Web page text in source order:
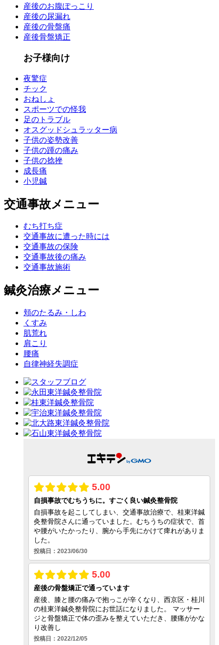
産後のお腹ぽっこり
産後の尿漏れ
産後の骨盤痛
産後骨盤矯正
お子様向け
夜驚症
チック
おねしょ
スポーツでの怪我
足のトラブル
オスグッドシュラッター病
子供の姿勢改善
子供の踵の痛み
子供の捻挫
成長痛
小児鍼
交通事故メニュー
むち打ち症
交通事故に遭った時には
交通事故の保険
交通事故後の痛み
交通事故施術
鍼灸治療メニュー
頬のたるみ・しわ
くすみ
肌荒れ
肩こり
腰痛
自律神経失調症